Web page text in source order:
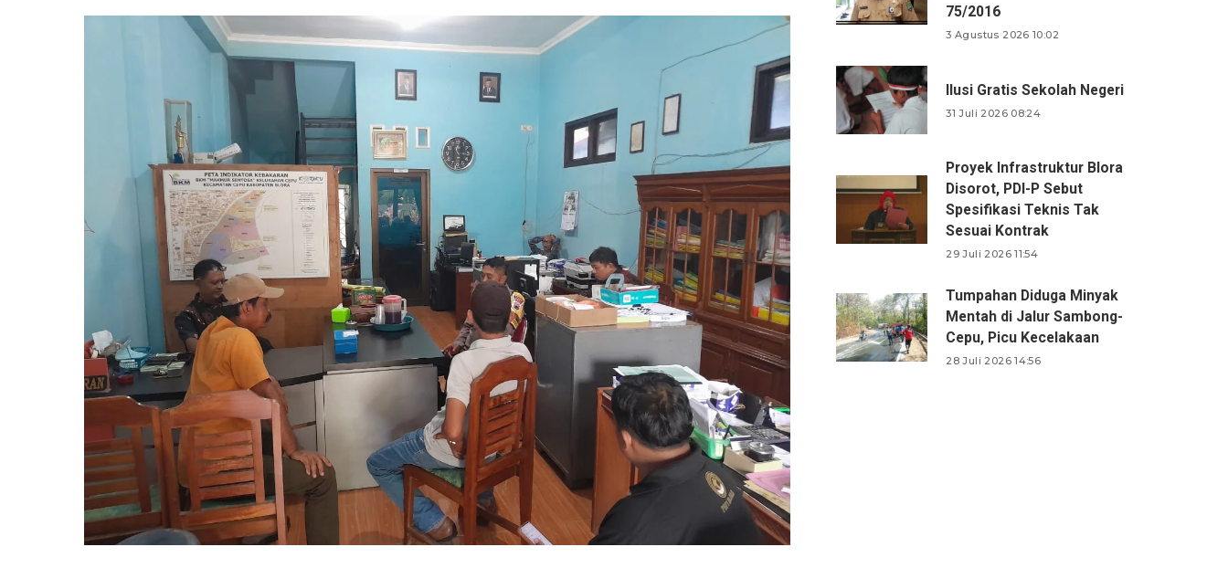
75/2016
3 Agustus 2026 10:02
Ilusi Gratis Sekolah Negeri
31 Juli 2026 08:24
Proyek Infrastruktur Blora
Disorot, PDI-P Sebut
Spesifikasi Teknis Tak
Sesuai Kontrak
29 Juli 2026 11:54
Tumpahan Diduga Minyak
Mentah di Jalur Sambong-
Cepu, Picu Kecelakaan
28 Juli 2026 14:56